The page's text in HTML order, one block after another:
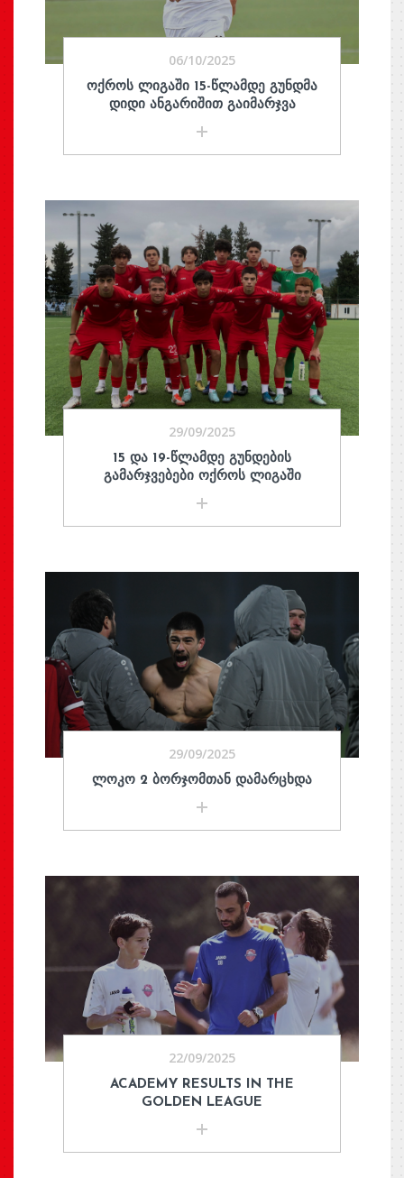
06/10/2025
ᲝᲥᲠᲝᲡ ᲚᲘᲒᲐᲨᲘ 15-ᲬᲚᲐᲛᲓᲔ ᲒᲣᲜᲓᲛᲐ
ᲓᲘᲓᲘ ᲐᲜᲒᲐᲠᲘᲨᲘᲗ ᲒᲐᲘᲛᲐᲠᲯᲕᲐ
29/09/2025
15 ᲓᲐ 19-ᲬᲚᲐᲛᲓᲔ ᲒᲣᲜᲓᲔᲑᲘᲡ
ᲒᲐᲛᲐᲠᲯᲕᲔᲑᲔᲑᲘ ᲝᲥᲠᲝᲡ ᲚᲘᲒᲐᲨᲘ
29/09/2025
ᲚᲝᲙᲝ 2 ᲑᲝᲠᲯᲝᲛᲗᲐᲜ ᲓᲐᲛᲐᲠᲪᲮᲓᲐ
22/09/2025
ACADEMY RESULTS IN THE
GOLDEN LEAGUE